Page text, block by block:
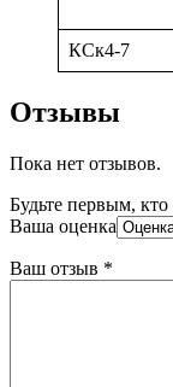
КСк4-7
Отзывы
Пока нет отзывов.
Будьте первым,
Ваша оценка
Ваш отзыв *